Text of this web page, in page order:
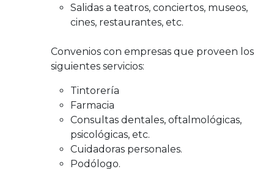
Salidas a teatros, conciertos, museos,
cines, restaurantes, etc.
Convenios con empresas que proveen los
siguientes servicios:
Tintorería
Farmacia
Consultas dentales, oftalmológicas,
psicológicas, etc.
Cuidadoras personales.
Podólogo.